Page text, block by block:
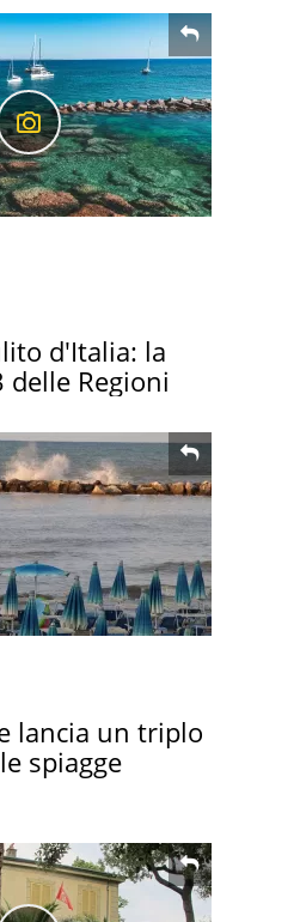
d'Italia: la
delle Regioni
lancia un triplo
spiagge